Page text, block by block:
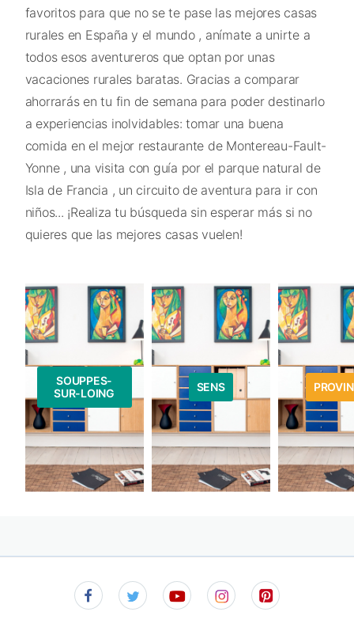
favoritos para que no se te pase las mejores casas
rurales en España y el mundo , anímate a unirte a
todos esos aventureros que optan por unas
vacaciones rurales baratas. Gracias a comparar
ahorrarás en tu fin de semana para poder destinarlo
a experiencias inolvidables: tomar una buena
comida en el mejor restaurante de Montereau-Fault-
Yonne , una visita con guía por el parque natural de
Isla de Francia , un circuito de aventura para ir con
niños... ¡Realiza tu búsqueda sin esperar más si no
quieres que las mejores casas vuelen!
SOUPPES-
SUR-LOING
SENS